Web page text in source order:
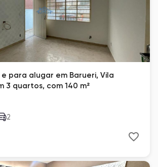
para alugar em Barueri, Vila
3 quartos, com 140 m²
2